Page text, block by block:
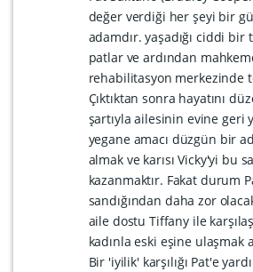
değer verdiği her şeyi bir
adamdır. yaşadığı ciddi bir
patlar ve ardından
rehabilitasyon merkezinde
Çıktıktan sonra hayatını
şartıyla ailesinin evine geri
yegane amacı düzgün bir
almak ve karısı Vicky'yi bu
kazanmaktır. Fakat durum
sandığından daha zor
aile dostu Tiffany ile
kadınla eski eşine ulaşmak
Bir 'iyilik' karşılığı Pat'e